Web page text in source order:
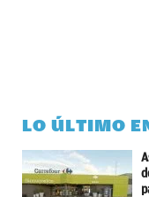
LO ÚLTIMO